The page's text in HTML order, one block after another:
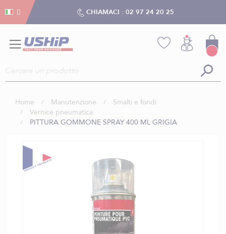
CHIAMACI : 02 97 24 20 25
Home Manutenzione
Smalti e fondi
Vernice pneumatica
PITTURA GOMMONE SPRAY 400 ML GRIGIA
Vai
fine
della
Gestion dei cookies
Gestion dei cookies